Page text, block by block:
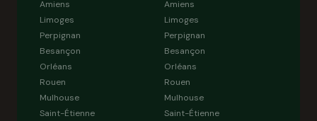
Amiens
Limoges
Perpignan
Besançon
Orléans
Rouen
Mulhouse
Saint-Étienne
Amiens
Limoges
Perpignan
Besançon
Orléans
Rouen
Mulhouse
Saint-Étienne